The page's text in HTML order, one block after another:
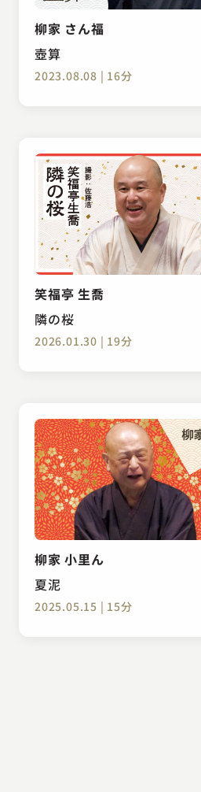
柳家 さん福
壺算
2023.08.08 | 16分
笑福亭 生喬
隣の桜
2026.01.30 | 19分
柳家 小里ん
夏泥
2025.05.15 | 15分